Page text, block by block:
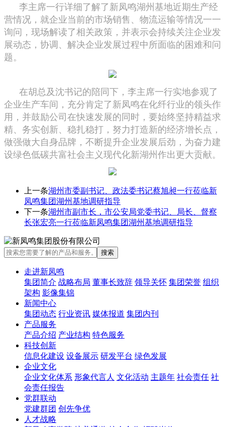
李主席一行详细了解了新凤鸣湖州基地近期生产经
营情况，就企业当前的市场销售、物流运输等情况一一
询问，现场解读了相关政策，并表示会持续关注企业发
展动态，协调、解决企业发展过程中所面临的困难和问
题。
在胡总及沈书记的陪同下，李主席一行实地参观了
企业生产车间，充分肯定了新凤鸣在化纤行业的领头作
用，并鼓励公司在快速发展的同时，要始终坚持精益求
精、务实创新、稳扎稳打，努力打造新的经济增长点，
做强做大自身品牌，不断提升企业发展后劲，为奋力建
设绿色低碳共富社会主义现代化新湖州作出更大贡献。
上一条湖州市委副书记、政法委书记蔡旭昶一行莅临新
凤鸣集团湖州基地调研指导
下一条湖州市副市长，市公安局党委书记、局长、督察
长张宏亮一行莅临新凤鸣集团湖州基地调研指导
走进新凤鸣
集团简介 战略布局 董事长致辞 领导关怀 集团荣誉 组织
架构 影像集锦
新闻中心
集团动态 行业资讯 媒体报道 集团内刊
产品服务
产品介绍 产业结构 特色服务
科技创新
信息化建设 设备展示 研发平台 绿色发展
企业文化
企业文化体系 形象代言人 文化活动 主题年 社会责任 社
会责任报告
党群联动
党建群团 创先争优
人才战略